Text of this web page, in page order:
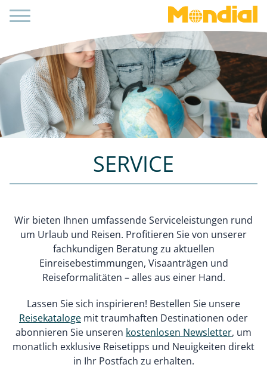
SERVICE
Wir bieten Ihnen umfassende Serviceleistungen rund
um Urlaub und Reisen. Profitieren Sie von unserer
fachkundigen Beratung zu aktuellen
Einreisebestimmungen, Visaanträgen und
Reiseformalitäten – alles aus einer Hand.
Lassen Sie sich inspirieren! Bestellen Sie unsere
Reisekataloge mit traumhaften Destinationen oder
abonnieren Sie unseren kostenlosen Newsletter, um
monatlich exklusive Reisetipps und Neuigkeiten direkt
in Ihr Postfach zu erhalten.